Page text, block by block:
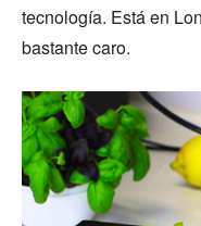
tecnología. Está en
bastante caro.